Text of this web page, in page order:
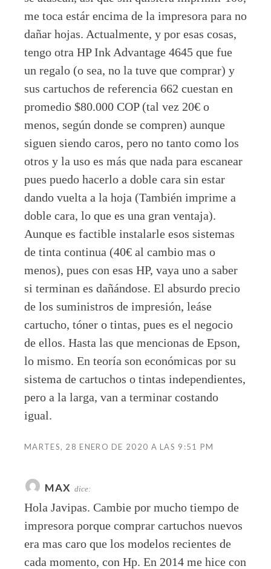
me toca estár encima de la impresora para no
dañar hojas. Actualmente, y por esas cosas,
tengo otra HP Ink Advantage 4645 que fue
un regalo (o sea, no la tuve que comprar) y
sus cartuchos de referencia 662 cuestan en
promedio $80.000 COP (tal vez 20€ o
menos, según donde se compren) aunque
siguen siendo caros, pero no tanto como los
otros y la uso es más que nada para escanear
pues puedo hacerlo a doble cara sin estar
dando vuelta a la hoja (También imprime a
doble cara, lo que es una gran ventaja).
Aunque es factible instalarle esos sistemas
de tinta continua (40€ al cambio mas o
menos), pues con esas HP, vaya uno a saber
si terminan es dañándose. El absurdo precio
de los suministros de impresión, leáse
cartucho, tóner o tintas, pues es el negocio
de ellos. Hasta las que mencionas de Epson,
lo mismo. En teoría son económicas por su
sistema de cartuchos o tintas independientes,
pero a la larga, van a terminar costando
igual.
MARTES, 28 ENERO DE 2020 A LAS 9:51 PM
MAX dice:
Hola Javipas. Cambie por mucho tiempo de
impresora porque comprar cartuchos nuevos
era mas caro que los modelos recientes de
cada momento, con Hp. En 2014 me hice con